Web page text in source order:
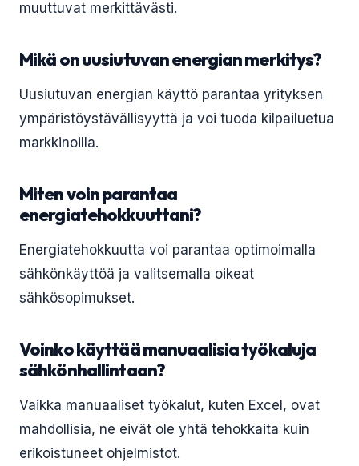
muuttuvat merkittävästi.
Mikä on uusiutuvan energian merkitys?
Uusiutuvan energian käyttö parantaa yrityksen
ympäristöystävällisyyttä ja voi tuoda kilpailuetua
markkinoilla.
Miten voin parantaa
energiatehokkuuttani?
Energiatehokkuutta voi parantaa optimoimalla
sähkönkäyttöä ja valitsemalla oikeat
sähkösopimukset.
Voinko käyttää manuaalisia työkaluja
sähkönhallintaan?
Vaikka manuaaliset työkalut, kuten Excel, ovat
mahdollisia, ne eivät ole yhtä tehokkaita kuin
erikoistuneet ohjelmistot.